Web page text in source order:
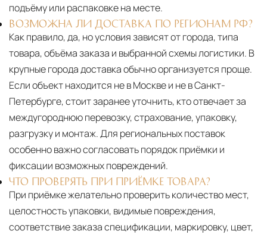
подъёму или распаковке на месте.
ВОЗМОЖНА ЛИ ДОСТАВКА ПО РЕГИОНАМ РФ?
Как правило, да, но условия зависят от города, типа
товара, объёма заказа и выбранной схемы логистики. В
крупные города доставка обычно организуется проще.
Если объект находится не в Москве и не в Санкт-
Петербурге, стоит заранее уточнить, кто отвечает за
междугороднюю перевозку, страхование, упаковку,
разгрузку и монтаж. Для региональных поставок
особенно важно согласовать порядок приёмки и
фиксации возможных повреждений.
ЧТО ПРОВЕРЯТЬ ПРИ ПРИЁМКЕ ТОВАРА?
При приёмке желательно проверить количество мест,
целостность упаковки, видимые повреждения,
соответствие заказа спецификации, маркировку, цвет,